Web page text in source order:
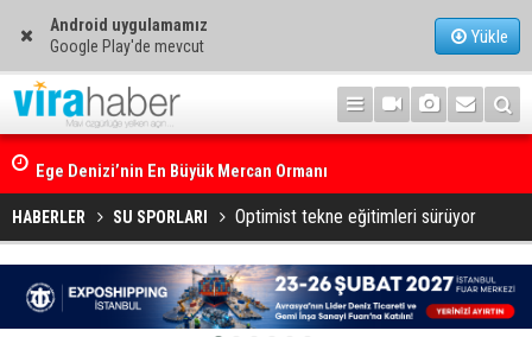
Android uygulamamız
Google Play'de mevcut
Yükle
Ege Denizi’nin En Büyük Mercan Ormanı
HABERLER SU SPORLARI Optimist tekne eğitimleri sürüyor